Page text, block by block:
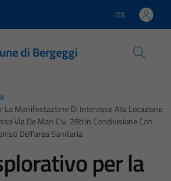
Lingua attiva:
ITA
di Bergeggi
La Manifestazione Di Interesse Alla Locazione
Via De Mari Civ. 28b In Condivisione Con
Dell’area Sanitaria
per la